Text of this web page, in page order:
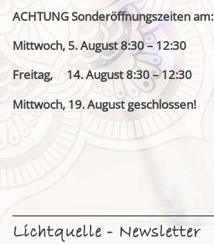
ACHTUNG Sonderöffnungszeiten am:
Mittwoch, 5. August 8:30 – 12:30
Freitag, 14. August 8:30 – 12:30
Mittwoch, 19. August geschlossen!
Lichtquelle - Newsletter